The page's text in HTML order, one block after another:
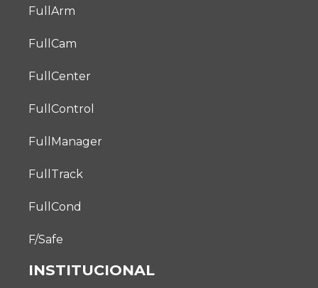
FullArm
FullCam
FullCenter
FullControl
FullManager
FullTrack
FullCond
F/Safe
INSTITUCIONAL